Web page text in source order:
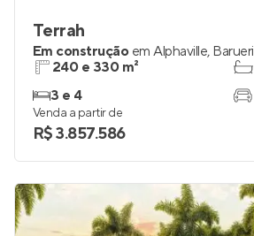
Terrah
Em construção em Alphaville, Barueri
240 e 330 m²
3 e 4
Venda a partir de
R$ 3.857.586